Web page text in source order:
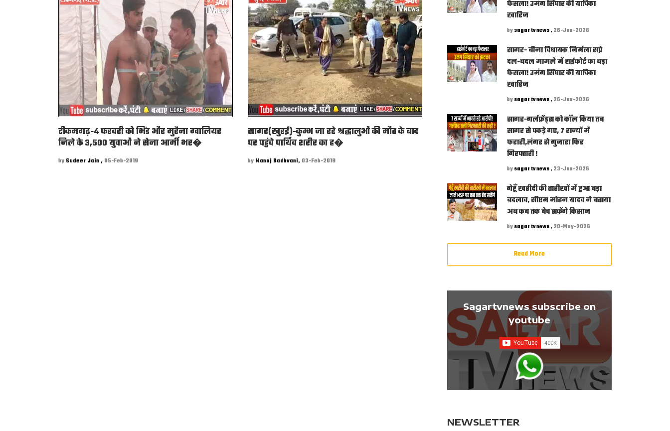
टीकमगढ़-4 फरवरी को भिंड और मुरैना ग्वालियर
जिले के 3,500 युवाओं ने सेना आर्मी भर�
by Sudeer Jain , 05-Feb-2019
सागर(खुरई)-कुम्भ जा रहे श्रद्धालुओं की मौत के बाद
घर पहुंचे पार्थिव शरीर का ह�
by Manoj Badhvani, 03-Feb-2019
फैसला! उमंग सिंघार की याचिका
खारिज
bysagar tv news , 26-Jun-2026
सागर- बीना विधायक निर्मला सप्रे
दल-बदल मामले में हाईकोर्ट का बड़ा
फैसला! उमंग सिंघार की याचिका
खारिज
bysagar tv news , 26-Jun-2026
सागर-गर्लफ्रेंड्स को कॉल किया तब
सागर से पकड़े गए, 7 राज्यों में
फरारी,लंगर से गुजारा फिर
गिरफ्तारी !
bysagar tv news , 23-Jun-2026
गेहूँ खरीदी की तारीखों में हुआ बड़ा
बदलाव, सीएम मोहन यादव ने बताया
अब कब तक बेच सकेंगे किसान
bysagar tv news , 20-May-2026
Read More
Sagartvnews subscribe on
youtube
NEWSLETTER